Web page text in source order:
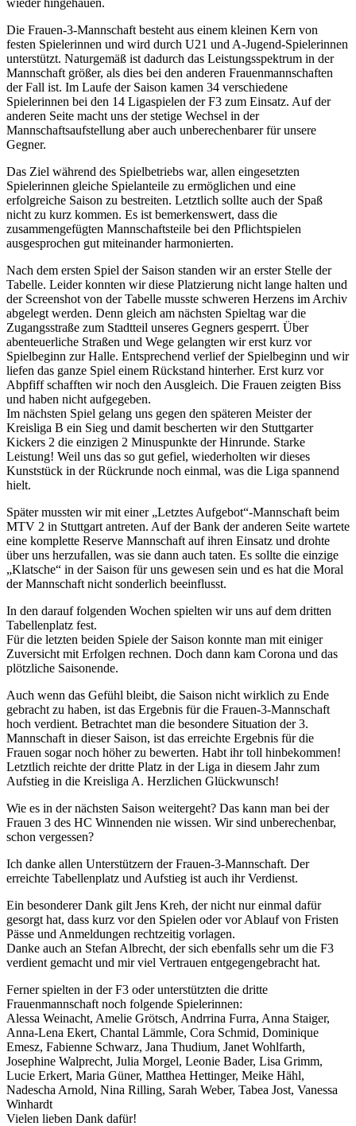
Die Frauen-3-Mannschaft besteht aus einem kleinen Kern von
festen Spielerinnen und wird durch U21 und A-Jugend-Spielerinnen
unterstützt. Naturgemäß ist dadurch das Leistungsspektrum in der
Mannschaft größer, als dies bei den anderen Frauenmannschaften
der Fall ist. Im Laufe der Saison kamen 34 verschiedene
Spielerinnen bei den 14 Ligaspielen der F3 zum Einsatz. Auf der
anderen Seite macht uns der stetige Wechsel in der
Mannschaftsaufstellung aber auch unberechenbarer für unsere
Gegner.
Das Ziel während des Spielbetriebs war, allen eingesetzten
Spielerinnen gleiche Spielanteile zu ermöglichen und eine
erfolgreiche Saison zu bestreiten. Letztlich sollte auch der Spaß
nicht zu kurz kommen. Es ist bemerkenswert, dass die
zusammengefügten Mannschaftsteile bei den Pflichtspielen
ausgesprochen gut miteinander harmonierten.
Nach dem ersten Spiel der Saison standen wir an erster Stelle der
Tabelle. Leider konnten wir diese Platzierung nicht lange halten und
der Screenshot von der Tabelle musste schweren Herzens im Archiv
abgelegt werden. Denn gleich am nächsten Spieltag war die
Zugangsstraße zum Stadtteil unseres Gegners gesperrt. Über
abenteuerliche Straßen und Wege gelangten wir erst kurz vor
Spielbeginn zur Halle. Entsprechend verlief der Spielbeginn und wir
liefen das ganze Spiel einem Rückstand hinterher. Erst kurz vor
Abpfiff schafften wir noch den Ausgleich. Die Frauen zeigten Biss
und haben nicht aufgegeben.
Im nächsten Spiel gelang uns gegen den späteren Meister der
Kreisliga B ein Sieg und damit bescherten wir den Stuttgarter
Kickers 2 die einzigen 2 Minuspunkte der Hinrunde. Starke
Leistung! Weil uns das so gut gefiel, wiederholten wir dieses
Kunststück in der Rückrunde noch einmal, was die Liga spannend
hielt.
Später mussten wir mit einer „Letztes Aufgebot“-Mannschaft beim
MTV 2 in Stuttgart antreten. Auf der Bank der anderen Seite wartete
eine komplette Reserve Mannschaft auf ihren Einsatz und drohte
über uns herzufallen, was sie dann auch taten. Es sollte die einzige
„Klatsche“ in der Saison für uns gewesen sein und es hat die Moral
der Mannschaft nicht sonderlich beeinflusst.
In den darauf folgenden Wochen spielten wir uns auf dem dritten
Tabellenplatz fest.
Für die letzten beiden Spiele der Saison konnte man mit einiger
Zuversicht mit Erfolgen rechnen. Doch dann kam Corona und das
plötzliche Saisonende.
Auch wenn das Gefühl bleibt, die Saison nicht wirklich zu Ende
gebracht zu haben, ist das Ergebnis für die Frauen-3-Mannschaft
hoch verdient. Betrachtet man die besondere Situation der 3.
Mannschaft in dieser Saison, ist das erreichte Ergebnis für die
Frauen sogar noch höher zu bewerten. Habt ihr toll hinbekommen!
Letztlich reichte der dritte Platz in der Liga in diesem Jahr zum
Aufstieg in die Kreisliga A. Herzlichen Glückwunsch!
Wie es in der nächsten Saison weitergeht? Das kann man bei der
Frauen 3 des HC Winnenden nie wissen. Wir sind unberechenbar,
schon vergessen?
Ich danke allen Unterstützern der Frauen-3-Mannschaft. Der
erreichte Tabellenplatz und Aufstieg ist auch ihr Verdienst.
Ein besonderer Dank gilt Jens Kreh, der nicht nur einmal dafür
gesorgt hat, dass kurz vor den Spielen oder vor Ablauf von Fristen
Pässe und Anmeldungen rechtzeitig vorlagen.
Danke auch an Stefan Albrecht, der sich ebenfalls sehr um die F3
verdient gemacht und mir viel Vertrauen entgegengebracht hat.
Ferner spielten in der F3 oder unterstützten die dritte
Frauenmannschaft noch folgende Spielerinnen:
Alessa Weinacht, Amelie Grötsch, Andrrina Furra, Anna Staiger,
Anna-Lena Ekert, Chantal Lämmle, Cora Schmid, Dominique
Emesz, Fabienne Schwarz, Jana Thudium, Janet Wohlfarth,
Josephine Walprecht, Julia Morgel, Leonie Bader, Lisa Grimm,
Lucie Erkert, Maria Güner, Matthea Hettinger, Meike Hähl,
Nadescha Arnold, Nina Rilling, Sarah Weber, Tabea Jost, Vanessa
Winhardt
Vielen lieben Dank dafür!